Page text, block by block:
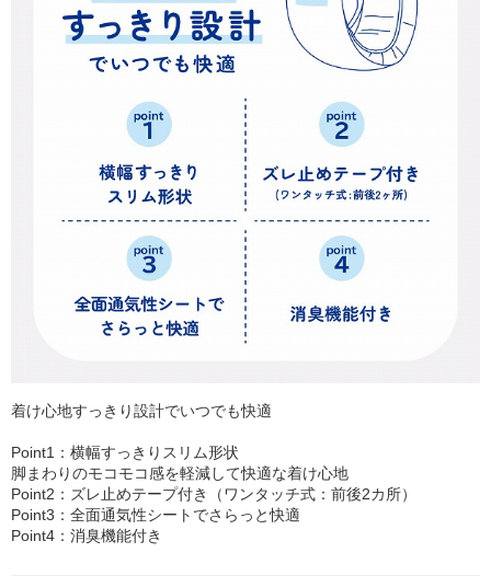
着け心地すっきり設計でいつでも快適
Point1：横幅すっきりスリム形状
脚まわりのモコモコ感を軽減して快適な着け心地
Point2：ズレ止めテープ付き（ワンタッチ式：前後2カ所）
Point3：全面通気性シートでさらっと快適
Point4：消臭機能付き